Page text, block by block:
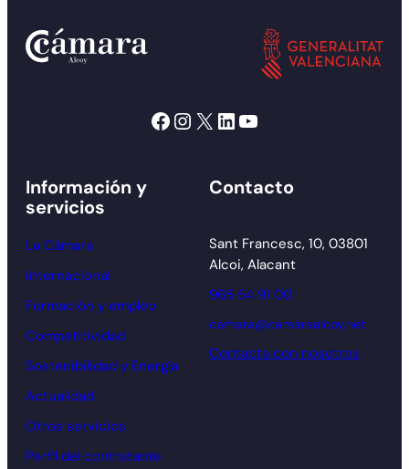
Facebook Instagram X LinkedIn YouTube
Información y
servicios
La Cámara
Internacional
Formación y empleo
Competitividad
Sostenibilidad y Energía
Actualidad
Otros servicios
Perfil del contratante
Contacto
Sant Francesc, 10, 03801
Alcoi, Alacant
965 54 91 00
camara@camaraalcoy.net
Contacta con nosotros